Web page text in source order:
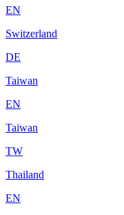
EN
Switzerland
DE
Taiwan
EN
Taiwan
TW
Thailand
EN